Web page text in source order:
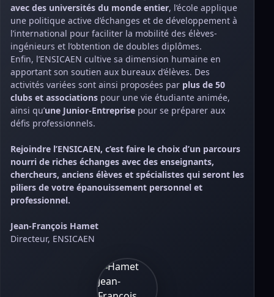
avec des universités du monde entier, l’école applique
une politique active d’échanges et de développement à
l’international pour faciliter la mobilité des élèves-
ingénieurs et l’obtention de doubles diplômes.
Enfin, l’ENSICAEN cultive sa dimension humaine en
apportant son soutien aux bureaux d’élèves. Des
activités variées sont ainsi proposées par plus de 50
clubs et associations pour une vie étudiante animée,
ainsi qu’une Junior-Entreprise pour se préparer aux
défis professionnels.
Rejoindre l’ENSICAEN, c’est faire le choix d’un parcours
nourri de riches échanges avec des enseignants,
chercheurs, anciens élèves et spécialistes qui seront les
piliers de votre épanouissement personnel et
professionnel.
Jean-François Hamet
Directeur, ENSICAEN